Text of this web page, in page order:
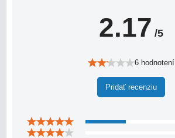
2.17 /5
6 hodnotení
Pridať recenziu